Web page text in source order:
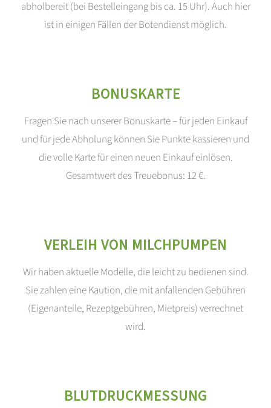
abholbereit (bei Bestelleingang bis ca. 15 Uhr). Auch hier
ist in einigen Fällen der Botendienst möglich.
BONUSKARTE
Fragen Sie nach unserer Bonuskarte – für jeden Einkauf
und für jede Abholung können Sie Punkte kassieren und
die volle Karte für einen neuen Einkauf einlösen.
Gesamtwert des Treuebonus: 12 €.
VERLEIH VON MILCHPUMPEN
Wir haben aktuelle Modelle, die leicht zu bedienen sind.
Sie zahlen eine Kaution, die mit anfallenden Gebühren
(Eigenanteile, Rezeptgebühren, Mietpreis) verrechnet
wird.
BLUTDRUCKMESSUNG